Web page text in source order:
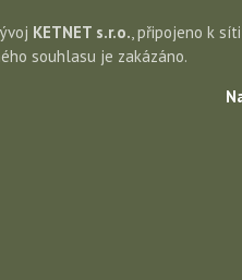
KETNET s.r.o., připojeno k
souhlasu je zakázáno.